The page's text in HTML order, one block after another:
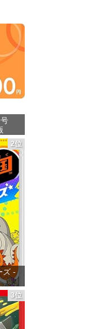
¥1,000
2位
ズ -
¥5,645
3位